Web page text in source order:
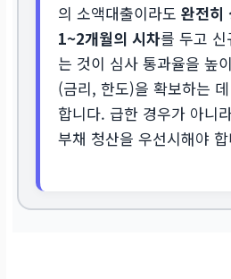
의 소액대출이라도완전히
1~2개월의 시차를 두고
는 것이 심사 통과율을 높
(금리, 한도)을 확보하는
합니다. 급한 경우가 아니
부채 청산을 우선시해야